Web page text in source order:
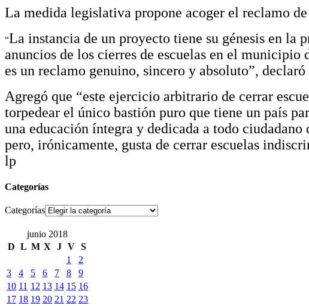
La medida legislativa propone acoger el reclamo
“La instancia de un proyecto tiene su génesis en la
anuncios de los cierres de escuelas en el
es un reclamo genuino, sincero y absoluto”,
Agregó que “este ejercicio arbitrario de cerrar
torpedear el único bastión puro que tiene un país
una educación íntegra y dedicada a todo ciudadano
pero, irónicamente, gusta de cerrar escuelas
lp
Categorías
Categorías
junio 2018
D L M X J V S
1
2
3
4 5 6 7 8
9
10 11 12 13 14 15 16
17 18 19 20 21 22 23